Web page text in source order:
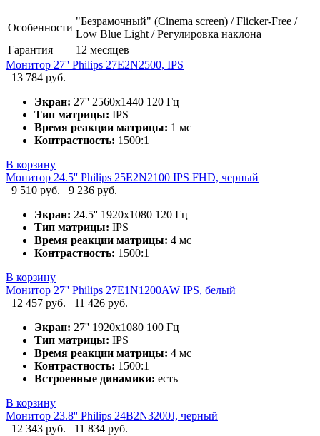
Особенности
"Безрамочный" (Сinema screen) / Flicker-Free /
Low Blue Light / Регулировка наклона
Гарантия
12 месяцев
Монитор 27'' Philips 27E2N2500, IPS
13 784 руб.
Экран: 27'' 2560x1440 120 Гц
Тип матрицы: IPS
Время реакции матрицы: 1 мс
Контрастность: 1500:1
В корзину
Монитор 24.5'' Philips 25E2N2100 IPS FHD, черный
9 510 руб.
9 236 руб.
Экран: 24.5'' 1920х1080 120 Гц
Тип матрицы: IPS
Время реакции матрицы: 4 мс
Контрастность: 1500:1
В корзину
Монитор 27'' Philips 27E1N1200AW IPS, белый
12 457 руб.
11 426 руб.
Экран: 27'' 1920х1080 100 Гц
Тип матрицы: IPS
Время реакции матрицы: 4 мс
Контрастность: 1500:1
Встроенные динамики: есть
В корзину
Монитор 23.8'' Philips 24B2N3200J, черный
12 343 руб.
11 834 руб.